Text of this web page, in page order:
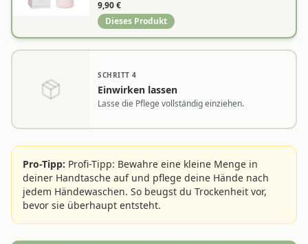
über die Nagelhaut.
9,90€
Dieses Produkt
SCHRITT 4
Einwirken lassen
Lasse die Pflege vollständig einziehen.
Pro-Tipp: Profi-Tipp: Bewahre eine kleine Menge in
deiner Handtasche auf und pflege deine Hände nach
jedem Händewaschen. So beugst du Trockenheit vor,
bevor sie überhaupt entsteht.